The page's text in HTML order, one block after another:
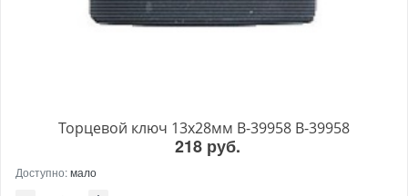
Торцевой ключ 13x28мм B-39958 B-39958
218 руб.
Доступно:мало